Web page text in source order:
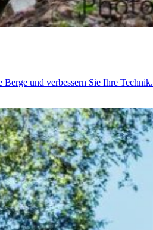
und verbessern Sie Ihre Technik.